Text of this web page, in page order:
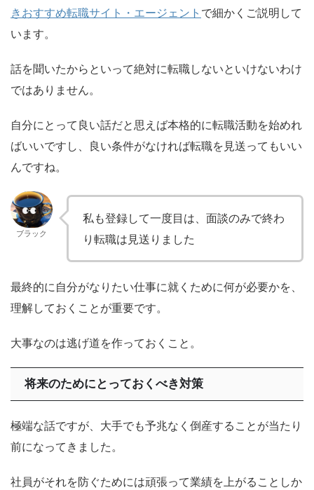
きおすすめ転職サイト・エージェント で細かくご説明して
います。
話を聞いたからといって絶対に転職しないといけないわけ
ではありません。
自分にとって良い話だと思えば本格的に転職活動を始めれ
ばいいですし、良い条件がなければ転職を見送ってもいい
んですね。
ブラック
私も登録して一度目は、面談のみで終わ
り転職は見送りました
最終的に自分がなりたい仕事に就くために何が必要かを、
理解しておくことが重要です。
大事なのは逃げ道を作っておくこと。
将来のためにとっておくべき対策
極端な話ですが、大手でも予兆なく倒産することが当たり
前になってきました。
社員がそれを防ぐためには頑張って業績を上がることしか